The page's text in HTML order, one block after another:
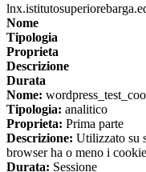
Nome
Tipologia
Proprieta
Descrizione
Durata
Nome:
Tipologia: analitico
Proprieta: Prima parte
Descrizione: Utilizzato su
browser ha o meno i
Durata: Sessione